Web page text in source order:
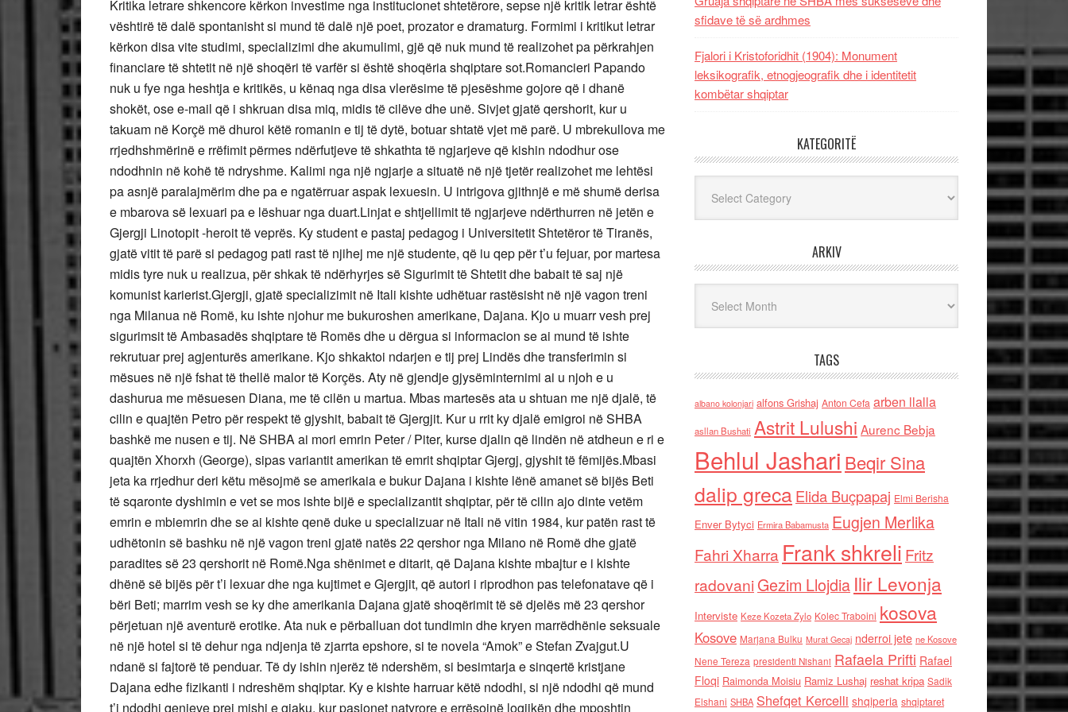
sfidave të së ardhmes
Fjalori i Kristoforidhit (1904): Monument
leksikografik, etnogjeografik dhe i identitetit
kombëtar shqiptar
KATEGORITË
ARKIV
TAGS
albano kolonjari alfons Grishaj Anton Cefa arben llalla
asllan Bushati Astrit Lulushi Aurenc Bebja
Behlul Jashari Beqir Sina
dalip grecaElida Buçpapaj Elmi Berisha
Enver Bytyci Ermira Babamusta Eugjen Merlika
Fahri Xharra Frank shkreli Fritz
radovaniGezim Llojdia Ilir Levonja
Interviste Keze Kozeta Zylo Kolec Traboini kosova
Kosove Marjana Bulku Murat Gecaj nderroi jete ne Kosove
Nene Tereza presidenti Nishani Rafaela Prifti Rafael
Floqi Raimonda Moisiu Ramiz Lushaj reshat kripa Sadik
Elshani SHBA Shefqet Kercelli shqiperia shqiptaret